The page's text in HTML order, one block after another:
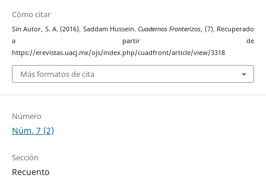
Cómo citar
Sin Autor, S. A. (2016). Saddam Hussein.Cuadernos Fronterizos, (7). Recuperado
a partir de
https://erevistas.uacj.mx/ojs/index.php/cuadfront/article/view/3318
Más formatos de cita
Número
Núm. 7 (2)
Sección
Recuento